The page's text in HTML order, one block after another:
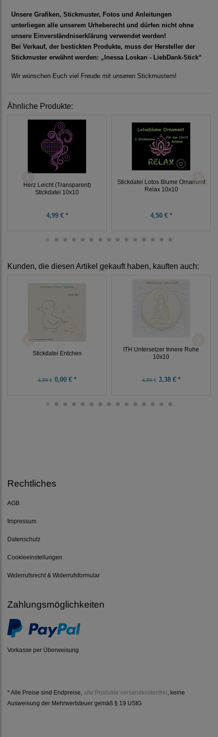
Unsere Grafiken, Stickmuster, Fotos und Anleitungen
unterliegen alle unserem Urheberecht und dürfen nicht ohne
unsere Einverständniserklärung verwendet werden!
Bei Verkauf, der bestickten Produkte, muss der Hersteller der
Stickmuster erwähnt werden: „Inessa Loskan - LiebDank-Stick“
Wir wünschen Euch viel Freude mit unseren Stickmustern!
Ähnliche Produkte:
Herz Leicht (Transparent)
Stickdatei 10x10
4,99 € *
Stickdatei Lotos Blume Ornament
Relax 10x10
4,50 € *
Kunden, die diesen Artikel gekauft haben, kauften auch:
Stickdatei Entchen
3,50 €0,00 € *
ITH Untersetzer Innere Ruhe
10x10
4,50 €3,38 € *
Rechtliches
AGB
Impressum
Datenschutz
Cookieeinstellungen
Widerrufsrecht & Widerrufsformular
Zahlungsmöglichkeiten
Vorkasse per Überweisung
* Alle Preise sind Endpreise, alle Produkte versandkostenfrei , keine
Ausweisung der Mehrwertsteuer gemäß § 19 UStG